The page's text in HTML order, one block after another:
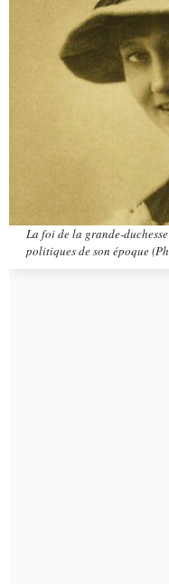
La foi de la grande-
politiques de son époque